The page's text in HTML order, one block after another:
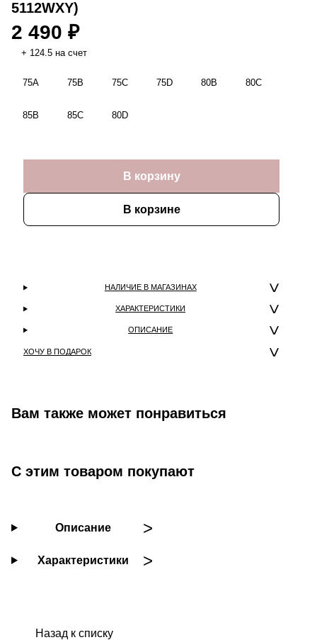
5112WXY)
2 490 ₽
+ 124.5 на счет
75A 75B 75C 75D 80B 80C
85B 85C 80D
В корзину
В корзине
НАЛИЧИЕ В МАГАЗИНАХ
ХАРАКТЕРИСТИКИ
ОПИСАНИЕ
ХОЧУ В ПОДАРОК
Вам также может понравиться
С этим товаром покупают
Описание
Характеристики
Назад к списку